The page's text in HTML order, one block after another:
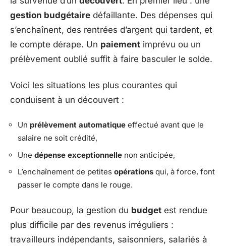
gestion budgétaire défaillante. Des dépenses qui
s’enchaînent, des rentrées d’argent qui tardent, et
le compte dérape. Un paiement imprévu ou un
prélèvement oublié suffit à faire basculer le solde.
Voici les situations les plus courantes qui
conduisent à un découvert :
Un prélèvement automatique effectué avant que le
salaire ne soit crédité,
Une dépense exceptionnelle non anticipée,
L’enchaînement de petites opérations qui, à force, font
passer le compte dans le rouge.
Pour beaucoup, la gestion du budget est rendue
plus difficile par des revenus irréguliers :
travailleurs indépendants, saisonniers, salariés à